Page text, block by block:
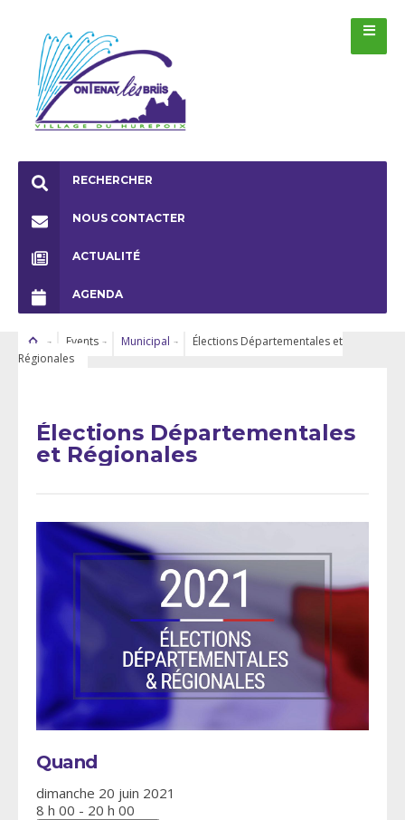
RECHERCHER
NOUS CONTACTER
ACTUALITÉ
AGENDA
Events Municipal
Élections Départementales et
Régionales
Élections Départementales
et Régionales
Quand
dimanche 20 juin 2021
8 h 00 - 20 h 00